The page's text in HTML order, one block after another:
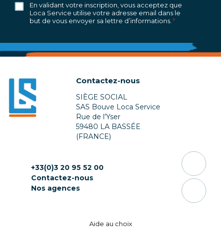
En validant votre inscription, vous acceptez que
Loca Service utilise votre adresse email dans le
but de vous envoyer sa lettre d’informations. *
Contactez-nous
SIÈGE SOCIAL
SAS Bouve Loca Service
Rue de l’Yser
59480 LA BASSÉE
(FRANCE)
+33(0)3 20 95 52 00
Contactez-nous
Nos agences
Aide au choix